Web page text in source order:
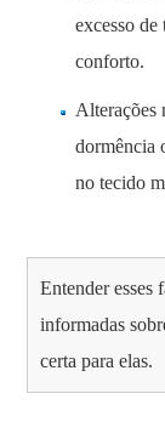
excesso
conforto.
Alterações
dormência
no tecido
Entender esses
informadas
certa para elas.